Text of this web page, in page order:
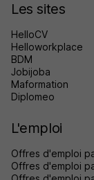
Les sites
HelloCV
Helloworkplace
BDM
Jobijoba
Maformation
Diplomeo
L'emploi
Offres d'emploi
Offres d'emploi